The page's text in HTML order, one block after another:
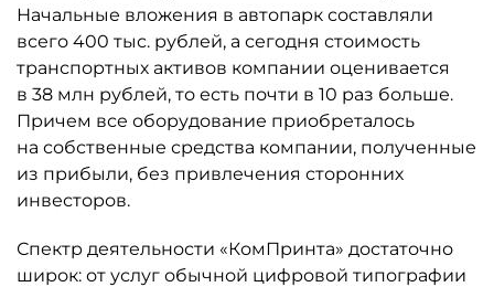
Начальные вложения в автопарк составляли
всего 400 тыс. рублей, а сегодня стоимость
транспортных активов компании оценивается
в 38 млн рублей, то есть почти в 10 раз больше.
Причем все оборудование приобреталось
на собственные средства компании, полученные
из прибыли, без привлечения сторонних
инвесторов.
Спектр деятельности «КомПринта» достаточно
широк: от услуг обычной цифровой типографии